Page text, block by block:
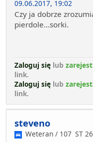
09.06.2017, 19:02
Czy ja dobrze
pierdole...sorki.
Zaloguj się lub
link.
Zaloguj się lub
link.
steveno
Weteran / 107 ST